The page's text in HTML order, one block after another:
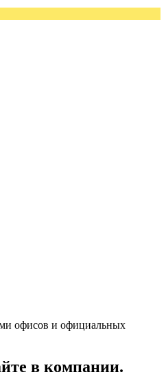
офисов и официальных
в компании.